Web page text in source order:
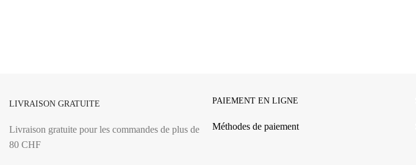
LIVRAISON GRATUITE
Livraison gratuite pour les commandes de plus de
80 CHF
PAIEMENT EN LIGNE
Méthodes de paiement